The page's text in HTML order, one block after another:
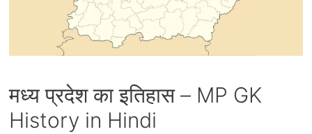
मध्य प्रदेश का इतिहास – MP GK
History in Hindi